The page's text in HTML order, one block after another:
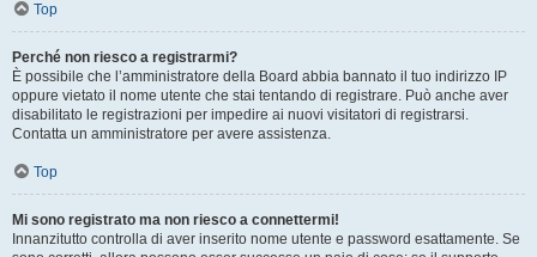
Top
Perché non riesco a registrarmi?
È possibile che l’amministratore della Board abbia bannato il tuo indirizzo IP
oppure vietato il nome utente che stai tentando di registrare. Può anche aver
disabilitato le registrazioni per impedire ai nuovi visitatori di registrarsi.
Contatta un amministratore per avere assistenza.
Top
Mi sono registrato ma non riesco a connettermi!
Innanzitutto controlla di aver inserito nome utente e password esattamente. Se